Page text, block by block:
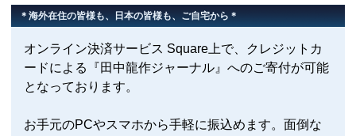
＊海外在住の皆様も、日本の皆様も、ご自宅から＊
オンライン決済サービス Square上で、クレジットカ
ードによる『田中龍作ジャーナル』へのご寄付が可能
となっております。
お手元のPCやスマホから手軽に振込めます。面倒な